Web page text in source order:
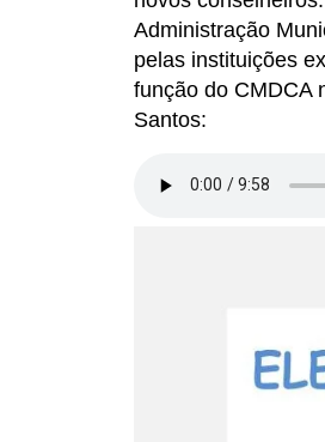
Administração
pelas instituições
função do CMDCA
Santos: